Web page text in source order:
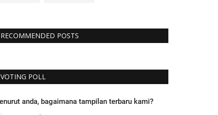
RECOMMENDED POSTS
VOTING POLL
anda, bagaimana tampilan terbaru kami?